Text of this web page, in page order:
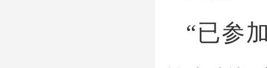
“已参